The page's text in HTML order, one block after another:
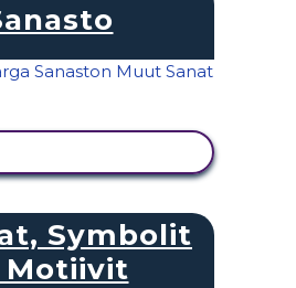
Symbolit
Motiivit